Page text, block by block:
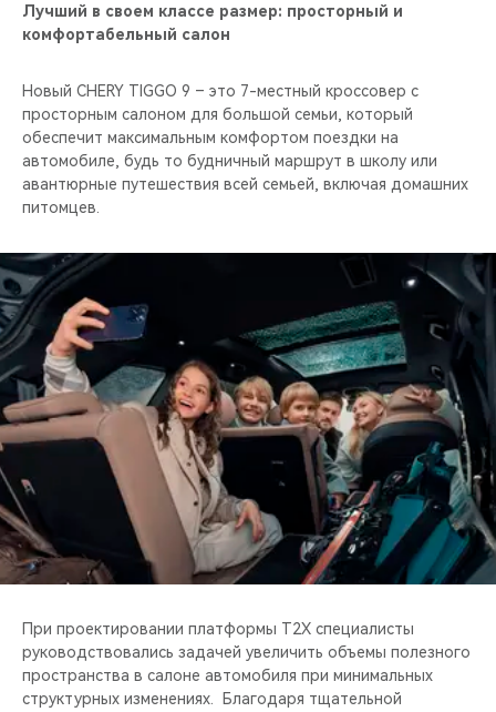
Лучший в своем классе размер: просторный и
комфортабельный салон
Новый CHERY TIGGO 9 – это 7-местный кроссовер с
просторным салоном для большой семьи, который
обеспечит максимальным комфортом поездки на
автомобиле, будь то будничный маршрут в школу или
авантюрные путешествия всей семьей, включая домашних
питомцев.
При проектировании платформы T2X специалисты
руководствовались задачей увеличить объемы полезного
пространства в салоне автомобиля при минимальных
структурных изменениях. Благодаря тщательной